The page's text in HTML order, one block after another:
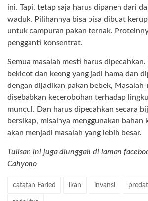
ini. Tapi, tetap saja harus dipanen dari
waduk. Pilihannya bisa bisa dibuat
untuk campuran pakan ternak.
pengganti konsentrat.
Semua masalah mesti harus dipecahkan.
bekicot dan keong yang jadi hama dan
dengan dijadikan pakan bebek,
disebabkan kecerobohan terhadap
muncul. Dan harus dipecahkan secara
bersikap, misalnya menggunakan bahan
akan menjadi masalah yang lebih besar.
Tulisan ini juga diunggah di laman
Cahyono
catatan Faried ikan invansi